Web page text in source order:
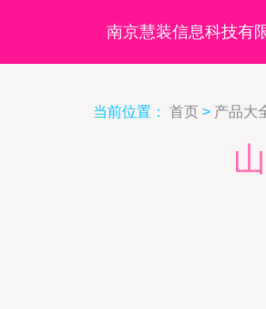
南京慧装信息科技有
当前位置： 首页 > 产品大